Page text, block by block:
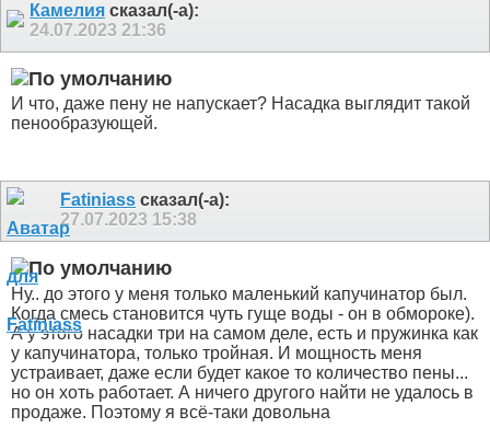
Камелия сказал(-а):
24.07.2023 21:36
И что, даже пену не напускает? Насадка выглядит такой
пенообразующей.
Fatiniass сказал(-а):
27.07.2023 15:38
Ну.. до этого у меня только маленький капучинатор был.
Когда смесь становится чуть гуще воды - он в обмороке).
А у этого насадки три на самом деле, есть и пружинка как
у капучинатора, только тройная. И мощность меня
устраивает, даже если будет какое то количество пены...
но он хоть работает. А ничего другого найти не удалось в
продаже. Поэтому я всё-таки довольна